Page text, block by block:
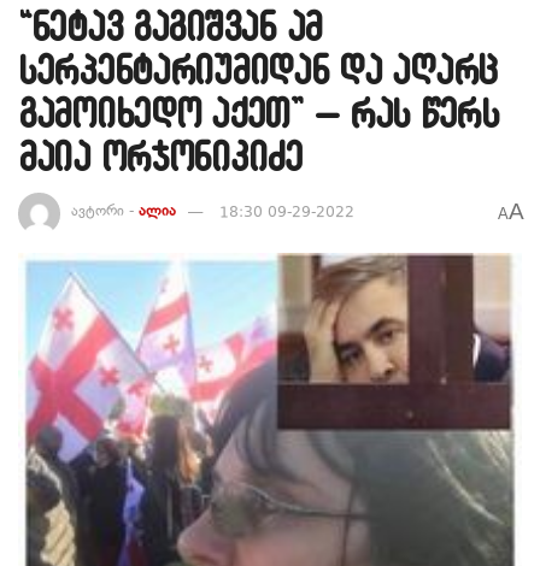
“ნეტავ გაგიშვან ამ
სერპენტარიუმიდან და აღარც
გამოიხედო აქეთ” – რას წერს
მაია ორჯონიკიძე
ავტორი - ალია 18:30 09-29-2022 AA